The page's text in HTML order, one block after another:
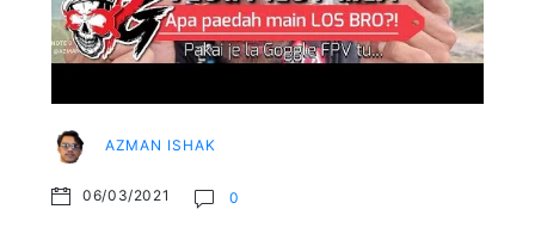
AZMAN ISHAK
06/03/2021 0